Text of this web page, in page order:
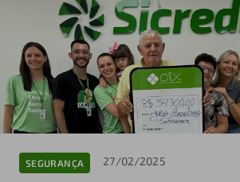
SEGURANÇA 27/02/2025